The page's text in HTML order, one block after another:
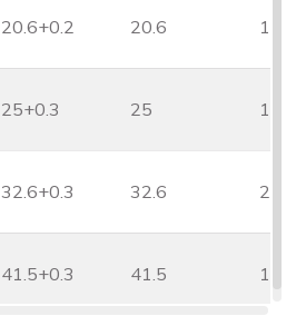
20.6+0.2 20.6 17
25+0.3 25 15.8
32.6+0.3 32.6 21.7
41.5+0.3 41.5 18